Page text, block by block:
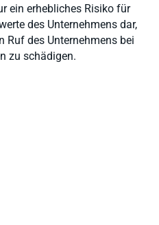
ein erhebliches Risiko für
des Unternehmens dar,
Ruf des Unternehmens bei
zu schädigen.